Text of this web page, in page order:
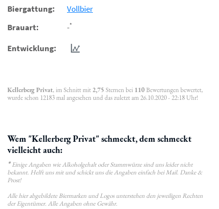
Biergattung:
Vollbier
Brauart:
-*
Entwicklung:
Kellerberg Privat, im Schnitt mit 2,75 Sternen bei 110Bewertungen bewertet,
wurde schon 12183 mal angesehen und das zuletzt am 26.10.2020 - 22:18 Uhr!
Wem "Kellerberg Privat" schmeckt, dem schmeckt
vielleicht auch:
*Einige Angaben wie Alkoholgehalt oder Stammwürze sind uns leider nicht
bekannt. Helft uns mit und schickt uns die Angaben einfach bei Mail. Danke &
Prost!
Alle hier abgebildete Biermarken und Logos unterstehen den jeweiligen Rechten
der Eigentümer. Alle Angaben ohne Gewähr.